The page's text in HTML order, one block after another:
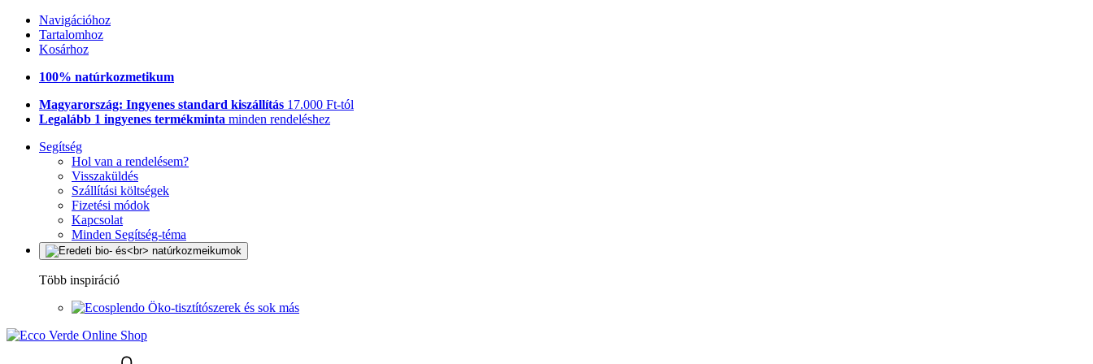
Navigációhoz
Tartalomhoz
Kosárhoz
100% natúrkozmetikum
Magyarország: Ingyenes standard kiszállítás 17.000 Ft-tól
Legalább 1 ingyenes termékminta minden rendeléshez
Segítség
Hol van a rendelésem?
Visszaküldés
Szállítási költségek
Fizetési módok
Kapcsolat
Minden Segítség-téma
Több inspiráció
Öko-tisztítószerek és sok más